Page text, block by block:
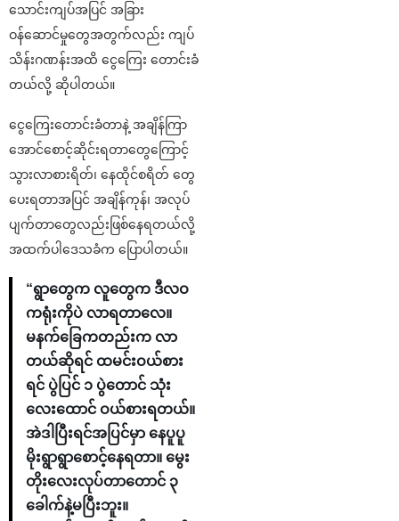
သောင်းကျပ်အပြင် အခြား
ဝန်ဆောင်မှုတွေအတွက်လည်း ကျပ်
သိန်းဂဏန်းအထိ ငွေကြေး တောင်းခံ
တယ်လို့ ဆိုပါတယ်။
ငွေကြေးတောင်းခံတာနဲ့ အချိန်ကြာ
အောင်စောင့်ဆိုင်းရတာတွေကြောင့်
သွားလာစားရိတ်၊ နေထိုင်စရိတ် တွေ
ပေးရတာအပြင် အချိန်ကုန်၊ အလုပ်
ပျက်တာတွေလည်းဖြစ်နေရတယ်လို့
အထက်ပါဒေသခံက ပြောပါတယ်။
“ရွာတွေက လူတွေက ဒီလဝ
ကရုံးကိုပဲ လာရတာလေ။
မနက်ခြေကတည်းက လာ
တယ်ဆိုရင် ထမင်းဝယ်စား
ရင် ပွဲပြင် ၁ ပွဲတောင် သုံး
လေးထောင် ဝယ်စားရတယ်။
အဲဒါပြီးရင်အပြင်မှာ နေပူပူ
မိုးရွာရွာစောင့်နေရတာ။ မွေး
တိုးလေးလုပ်တာတောင် ၃
ခေါက်နဲ့မပြီးဘူး။